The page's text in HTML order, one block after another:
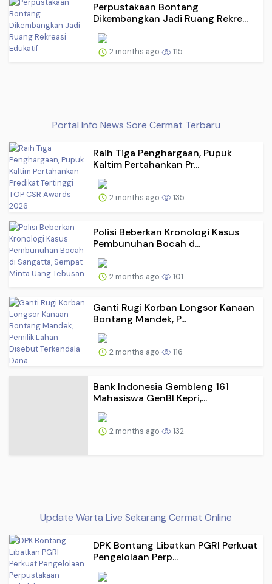
Perpustakaan Bontang
Dikembangkan Jadi Ruang Rekre...
2 months ago 115
Portal Info News Sore Cermat Terbaru
Raih Tiga Penghargaan, Pupuk
Kaltim Pertahankan Pr...
2 months ago 135
Polisi Beberkan Kronologi Kasus
Pembunuhan Bocah d...
2 months ago 101
Ganti Rugi Korban Longsor Kanaan
Bontang Mandek, P...
2 months ago 116
Bank Indonesia Gembleng 161
Mahasiswa GenBI Kepri,...
2 months ago 132
Update Warta Live Sekarang Cermat Online
DPK Bontang Libatkan PGRI Perkuat
Pengelolaan Perp...